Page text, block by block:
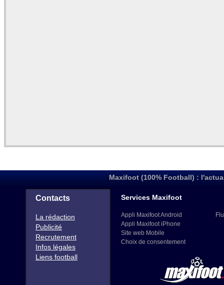
Maxifoot (100% Football) :
Contacts
La rédaction
Publicité
Recrutement
Infos légales
Liens football
Services Maxifoot
Appli Maxifoot Android
Appli Maxifoot iPhone
Site web Mobile
Choix de consentement